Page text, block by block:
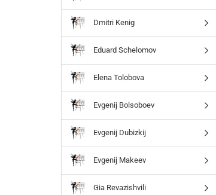
Dmitri Kenig
Eduard Schelomov
Elena Tolobova
Evgenij Bolsoboev
Evgenij Dubizkij
Evgenij Makeev
Gia Revazishvili